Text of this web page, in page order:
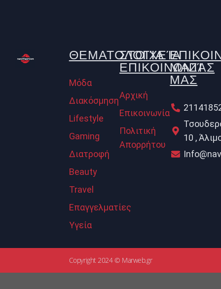
ΘΕΜΑΤΟΛΟΓΊΑ
Μόδα
Διακόσμηση
Lifestyle
Gaming
Διατροφή
Beauty
Travel
Επαγγελματίες
Υγεία
ΣΤΟΙΧΕΊΑ
ΕΠΙΚΟΙΝΩΝΊΑΣ
Αρχική
Επικοινωνία
Πολιτική
Απορρήτου
ΜΑΖΊ
ΜΑΣ
10 ,
Copyright 2024 © Marweb.gr